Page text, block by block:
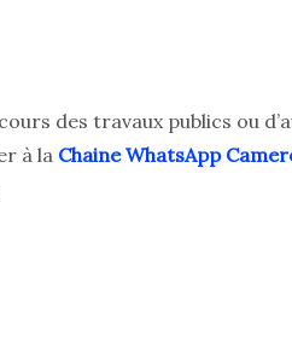
des travaux publics ou
à la Chaine WhatsApp